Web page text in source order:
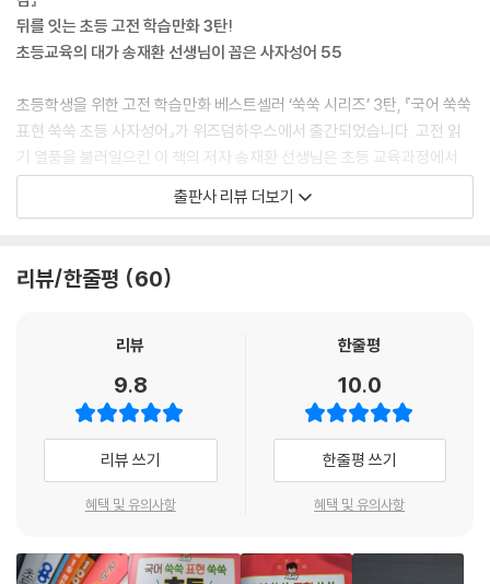
뒤를 잇는 초등 고전 학습만화 3탄!
초등교육의 대가 송재환 선생님이 꼽은 사자성어 55
초등학생을 위한 고전 학습만화 베스트셀러 ‘쑥쑥 시리즈’ 3탄, 『국어 쑥쑥
표현 쑥쑥 초등 사자성어』가 위즈덤하우스에서 출간되었습니다. 고전 읽
기 열풍을 불러일으킨 이 책의 저자 송재환 선생님은 초등 교육과정에서
국어 활용 능력을 키우기 위해 가장 비중 있게 배우는 것 중의 하나로 ‘사자
성어’를 꼽습니다. ‘사자성어’는 비교적 쉬운 한자로 구성되어 있고, 우리의
각을 명확하게 잘 표현하고 정제된 어휘를 사용하는 것이 매우 중요한 역
의 ‘전달력’과 ‘표현력’의 기초를 다지는 데 크게 기여할 것입니다. 사자성
어의 한자를 한 자씩 음미하다 보면 아이의 국어 실력과 어휘력이 눈에 띄
게 상승하고, 아이들의 말격과 글격이 매우 고급스러워집니다.
초등 국어 교육과정 반영, 국어 활용 능력 수직상승!
잘 말하고 잘 쓰는 아이 곁에는 ‘사자성어’가 있습니다!
출판사 리뷰 더보기
리뷰/한줄평 60
리뷰
9.8
리뷰 쓰기
혜택 및 유의사항
한줄평
10.0
한줄평 쓰기
혜택 및 유의사항